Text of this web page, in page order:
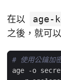
在以 age-
之後，就可
# 使用公鑰
age -o